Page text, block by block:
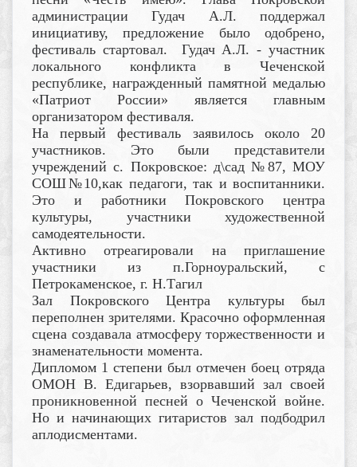
администрации Гудач А.Л. поддержал
инициативу, предложение было одобрено,
фестиваль стартовал. Гудач А.Л. - участник
локального конфликта в Чеченской
республике, награжденный памятной медалью
«Патриот России» является главным
организатором фестиваля.
На первый фестиваль заявилось около 20
участников. Это были представители
учреждений с. Покровское: д\сад №87, МОУ
СОШ№10,как педагоги, так и воспитанники.
Это и работники Покровского центра
культуры, участники художественной
самодеятельности.
Активно отреагировали на приглашение
участники из п.Горноуральский, с
Петрокаменское, г. Н.Тагил
Зал Покровского Центра культуры был
переполнен зрителями. Красочно оформленная
сцена создавала атмосферу торжественности и
знаменательности момента.
Дипломом 1 степени был отмечен боец отряда
ОМОН В. Едигарьев, взорвавший зал своей
проникновенной песней о Чеченской войне.
Но и начинающих гитаристов зал подбодрил
аплодисментами.